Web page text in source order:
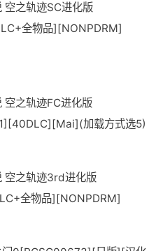
之轨迹SC进化版
全物品][NONPDRM]
之轨迹FC进化版
加载方式选5)
之轨迹3rd进化版
全物品][NONPDRM]